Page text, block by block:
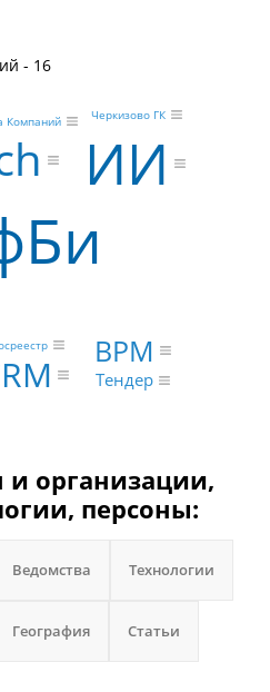
- 16
ИИ
BPM
Тендер
Компаний Черкизово ГК
организации,
персоны:
Ведомства Технологии
География Статьи